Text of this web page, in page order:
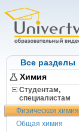
Все разделы
Химия
Студентам,
cпециалистам
Физическая химия
Общая химия